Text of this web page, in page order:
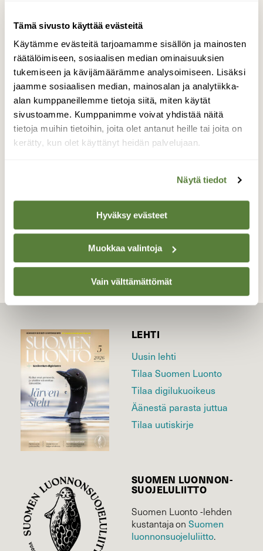
Tämä sivusto käyttää evästeitä
Käytämme evästeitä tarjoamamme sisällön ja mainosten
räätälöimiseen, sosiaalisen median ominaisuuksien
tukemiseen ja kävijämäärämme analysoimiseen. Lisäksi
jaamme sosiaalisen median, mainosalan ja analytiikka-
alan kumppaneillemme tietoja siitä, miten käytät
sivustoamme. Kumppanimme voivat yhdistää näitä
tietoja muihin tietoihin, joita olet antanut heille tai joita on
kerätty, kun olet käyttänyt heidän palvelujaan.
Näytä tiedot
Hyväksy evästeet
Muokkaa valintoja
Vain välttämättömät
Kappale kauneinta Suomea
Kappale kauneinta Suomea…Kurjenrahkan
Kansallispuisto 12.4.2026
Valokuvaaja: Juhani Peltonen, Pöytyä 12.4.2026
LEHTI
Uusin lehti
Tilaa Suomen Luonto
Tilaa digilukuoikeus
Äänestä parasta juttua
Tilaa uutiskirje
SUOMEN LUONNON­
SUOJELU­LIITTO
Suomen Luonto -lehden
kustantaja onSuomen
luonnonsuojelu­liitto.